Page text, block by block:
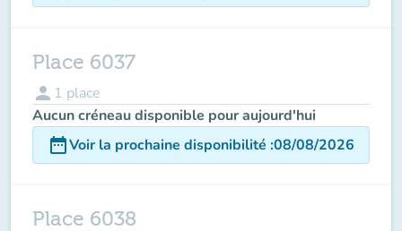
Place 6037
person 1 place
Aucun créneau disponible pour aujourd'hui
date_rangeVoir la prochaine disponibilité :08/08/2026
Place 6038